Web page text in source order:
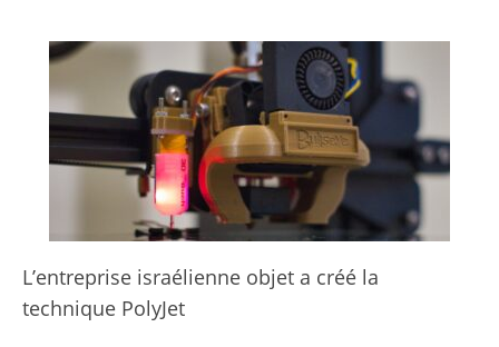
L’entreprise israélienne objet a créé la
technique PolyJet